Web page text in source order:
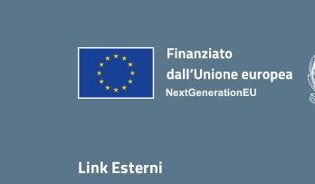
Link Esterni